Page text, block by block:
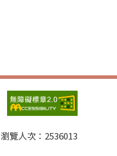
瀏覽人次： 2536013